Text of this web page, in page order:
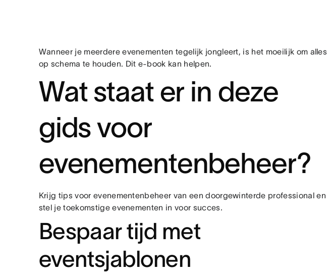
Wanneer je meerdere evenementen tegelijk jongleert, is het moeilijk om alles
op schema te houden. Dit e-book kan helpen.
Wat staat er in deze
gids voor
evenementenbeheer?
Krijg tips voor evenementenbeheer van een doorgewinterde professional en
stel je toekomstige evenementen in voor succes.
Bespaar tijd met
eventsjablonen